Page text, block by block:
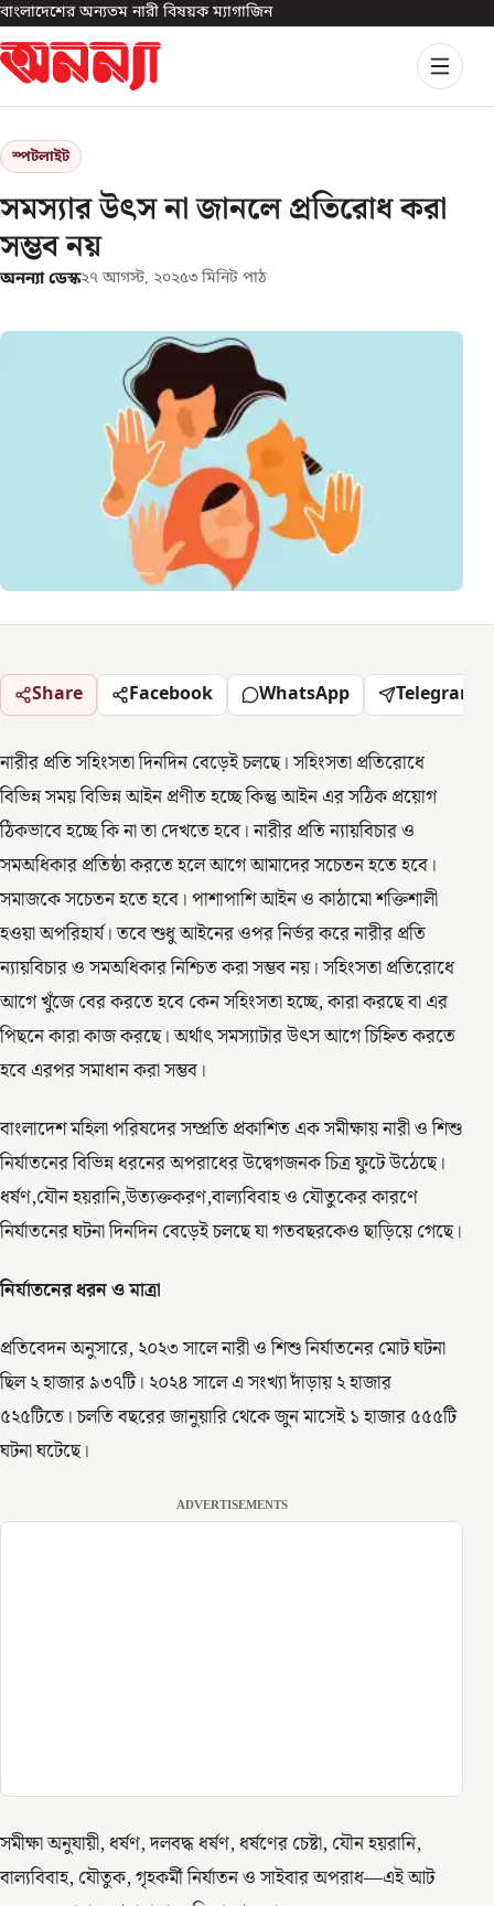
বাংলাদেশের অন্যতম নারী বিষয়ক ম্যাগাজিন
স্পটলাইট
সমস্যার উৎস না জানলে প্রতিরোধ করা
সম্ভব নয়
অনন্যা ডেস্ক২৭ আগস্ট, ২০২৫৩ মিনিট পাঠ
Share Facebook WhatsApp Telegram
নারীর প্রতি সহিংসতা দিনদিন বেড়েই চলছে। সহিংসতা প্রতিরোধে
বিভিন্ন সময় বিভিন্ন আইন প্রণীত হচ্ছে কিন্তু আইন এর সঠিক প্রয়োগ
ঠিকভাবে হচ্ছে কি না তা দেখতে হবে। নারীর প্রতি ন্যায়বিচার ও
সমঅধিকার প্রতিষ্ঠা করতে হলে আগে আমাদের সচেতন হতে হবে।
সমাজকে সচেতন হতে হবে। পাশাপাশি আইন ও কাঠামো শক্তিশালী
হওয়া অপরিহার্য। তবে শুধু আইনের ওপর নির্ভর করে নারীর প্রতি
ন্যায়বিচার ও সমঅধিকার নিশ্চিত করা সম্ভব নয়। সহিংসতা প্রতিরোধে
আগে খুঁজে বের করতে হবে কেন সহিংসতা হচ্ছে, কারা করছে বা এর
পিছনে কারা কাজ করছে। অর্থাৎ সমস্যাটার উৎস আগে চিহ্নিত করতে
হবে এরপর সমাধান করা সম্ভব।
বাংলাদেশ মহিলা পরিষদের সম্প্রতি প্রকাশিত এক সমীক্ষায় নারী ও শিশু
নির্যাতনের বিভিন্ন ধরনের অপরাধের উদ্বেগজনক চিত্র ফুটে উঠেছে।
ধর্ষণ,যৌন হয়রানি,উত্যক্তকরণ,বাল্যবিবাহ ও যৌতুকের কারণে
নির্যাতনের ঘটনা দিনদিন বেড়েই চলছে যা গতবছরকেও ছাড়িয়ে গেছে।
নির্যাতনের ধরন ও মাত্রা
প্রতিবেদন অনুসারে, ২০২৩ সালে নারী ও শিশু নির্যাতনের মোট ঘটনা
ছিল ২ হাজার ৯৩৭টি। ২০২৪ সালে এ সংখ্যা দাঁড়ায় ২ হাজার
৫২৫টিতে। চলতি বছরের জানুয়ারি থেকে জুন মাসেই ১ হাজার ৫৫৫টি
ঘটনা ঘটেছে।
ADVERTISEMENTS
সমীক্ষা অনুযায়ী, ধর্ষণ, দলবদ্ধ ধর্ষণ, ধর্ষণের চেষ্টা, যৌন হয়রানি,
বাল্যবিবাহ, যৌতুক, গৃহকর্মী নির্যাতন ও সাইবার অপরাধ—এই আট